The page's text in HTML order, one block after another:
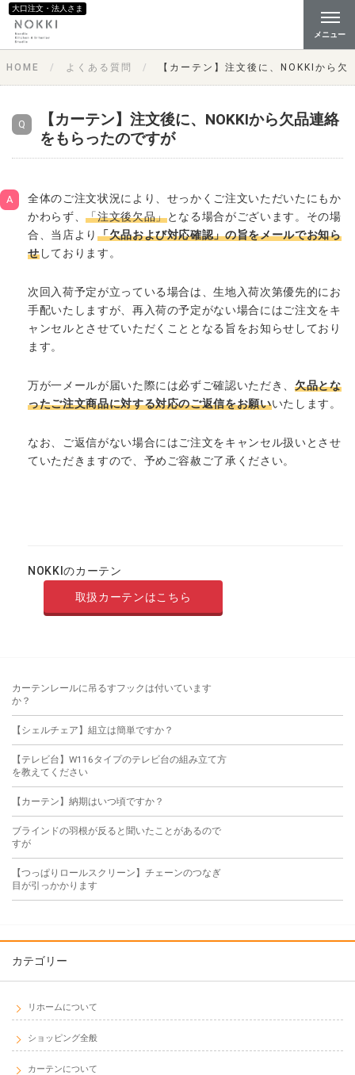
大口注文・法人さま
メニュー
HOME よくある質問 【カーテン】注文後に、NOKKIから
【カーテン】注文後に、NOKKIから欠品連絡
をもらったのですが
全体のご注文状況により、せっかくご注文いただいたにもか
かわらず、「注文後欠品」となる場合がございます。その場
合、当店より 「欠品および対応確認」の旨をメールでお知ら
せしております。
次回入荷予定が立っている場合は、生地入荷次第優先的にお
手配いたしますが、再入荷の予定がない場合にはご注文をキ
ャンセルとさせていただくこととなる旨をお知らせしており
ます。
万が一メールが届いた際には必ずご確認いただき、 欠品とな
ったご注文商品に対する対応のご返信をお願いいたします。
なお、ご返信がない場合にはご注文をキャンセル扱いとさせ
ていただきますので、予めご容赦ご了承ください。
NOKKIのカーテン
取扱カーテンはこちら
カーテンレールに吊るすフックは付いています
か？
【シェルチェア】組立は簡単ですか？
【テレビ台】W116タイプのテレビ台の組み立て方
を教えてください
【カーテン】納期はいつ頃ですか？
ブラインドの羽根が反ると聞いたことがあるので
すが
【つっぱりロールスクリーン】チェーンのつなぎ
目が引っかかります
カテゴリー
リホームについて
ショッピング全般
カーテンについて